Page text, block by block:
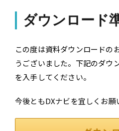
ダウンロード
この度は資料ダウンロードの
うございました。下記のダウ
を入手してください。
今後ともDXナビを宜しくお願